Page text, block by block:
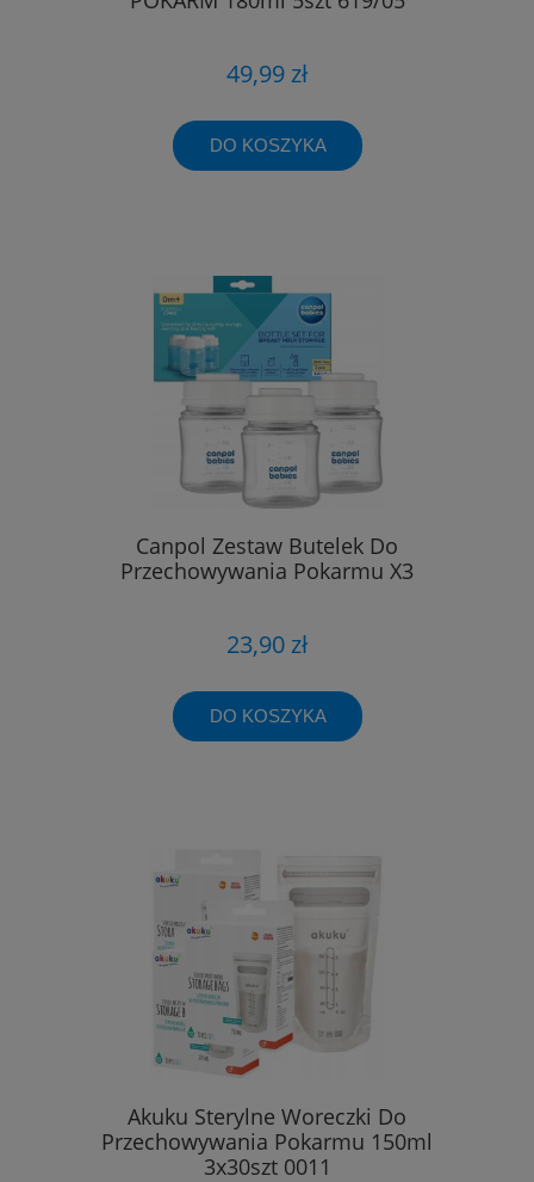
49,99 zł
DO KOSZYKA
Canpol Zestaw Butelek Do
Przechowywania Pokarmu X3
23,90 zł
DO KOSZYKA
Akuku Sterylne Woreczki Do
Przechowywania Pokarmu 150ml
3x30szt 0011